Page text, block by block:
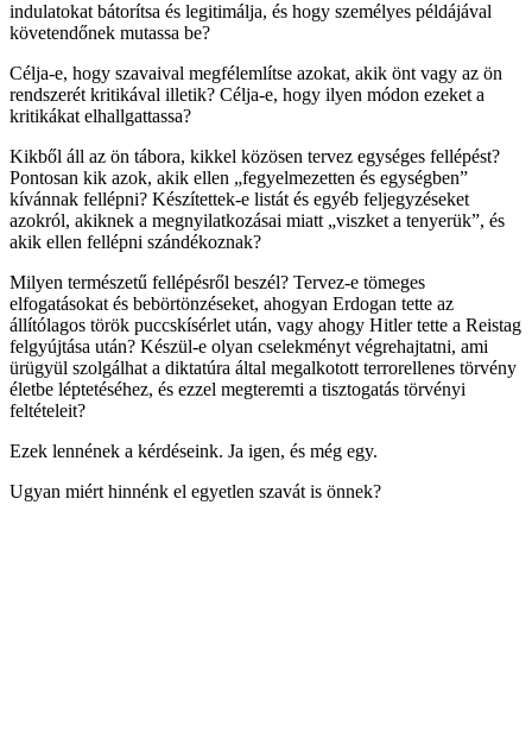
indulatokat bátorítsa és legitimálja, és hogy személyes példájával
követendőnek mutassa be?
Célja-e, hogy szavaival megfélemlítse azokat, akik önt vagy az ön
rendszerét kritikával illetik? Célja-e, hogy ilyen módon ezeket a
kritikákat elhallgattassa?
Kikből áll az ön tábora, kikkel közösen tervez egységes fellépést?
Pontosan kik azok, akik ellen „fegyelmezetten és egységben”
kívánnak fellépni? Készítettek-e listát és egyéb feljegyzéseket
azokról, akiknek a megnyilatkozásai miatt „viszket a tenyerük”, és
akik ellen fellépni szándékoznak?
Milyen természetű fellépésről beszél? Tervez-e tömeges
elfogatásokat és bebörtönzéseket, ahogyan Erdogan tette az
állítólagos török puccskísérlet után, vagy ahogy Hitler tette a Reistag
felgyújtása után? Készül-e olyan cselekményt végrehajtatni, ami
ürügyül szolgálhat a diktatúra által megalkotott terrorellenes törvény
életbe léptetéséhez, és ezzel megteremti a tisztogatás törvényi
feltételeit?
Ezek lennének a kérdéseink. Ja igen, és még egy.
Ugyan miért hinnénk el egyetlen szavát is önnek?